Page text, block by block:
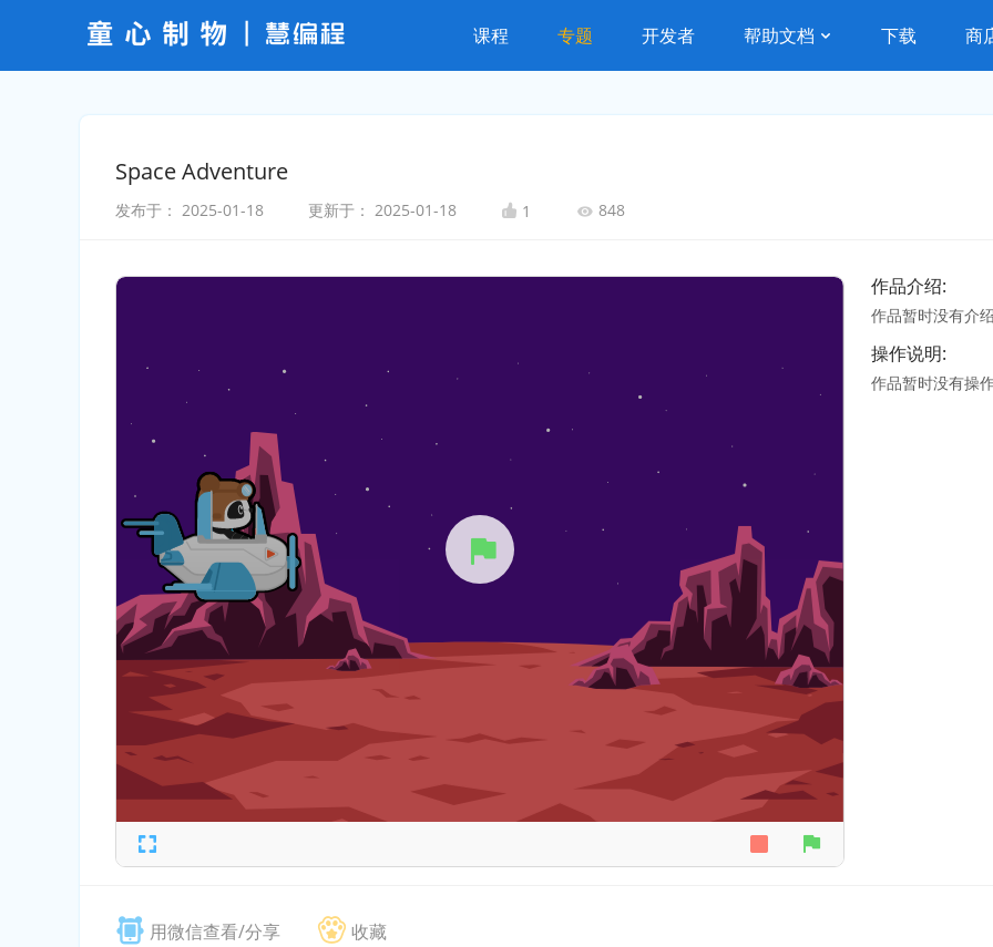
课程 专题 开发者 帮助文档 下载 商
Space Adventure
发布于： 2025-01-18 更新于： 2025-01-18 1 848
作品介绍:
作品暂时没有介
操作说明:
作品暂时没有操
用微信查看/分享 收藏